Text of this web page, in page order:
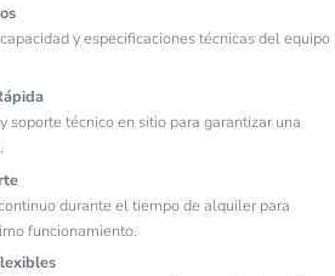
y especificaciones técnicas del equipo
soporte técnico en sitio para garantizar una
durante el tiempo de alquiler para
funcionamiento.